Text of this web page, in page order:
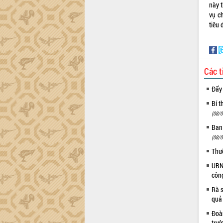
này
vụ
tiêu
Các
Bí
(08/
(08/
Rà